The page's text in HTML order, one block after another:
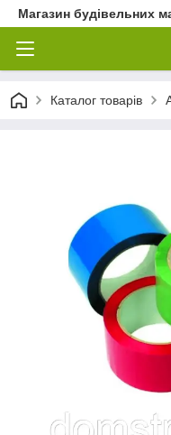
Магазин будівельних
Каталог товарів